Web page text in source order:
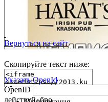
Вернуться на сайт
Указать OpenId
OpenID
действуй, бро
Скопируйте текст ниже: